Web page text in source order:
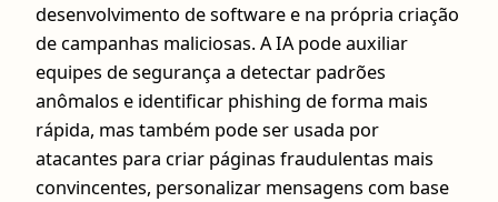
desenvolvimento de software e na própria criação
de campanhas maliciosas. A IA pode auxiliar
equipes de segurança a detectar padrões
anômalos e identificar phishing de forma mais
rápida, mas também pode ser usada por
atacantes para criar páginas fraudulentas mais
convincentes, personalizar mensagens com base